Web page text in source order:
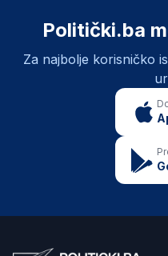
Politički.ba
Za najbolje korisničko